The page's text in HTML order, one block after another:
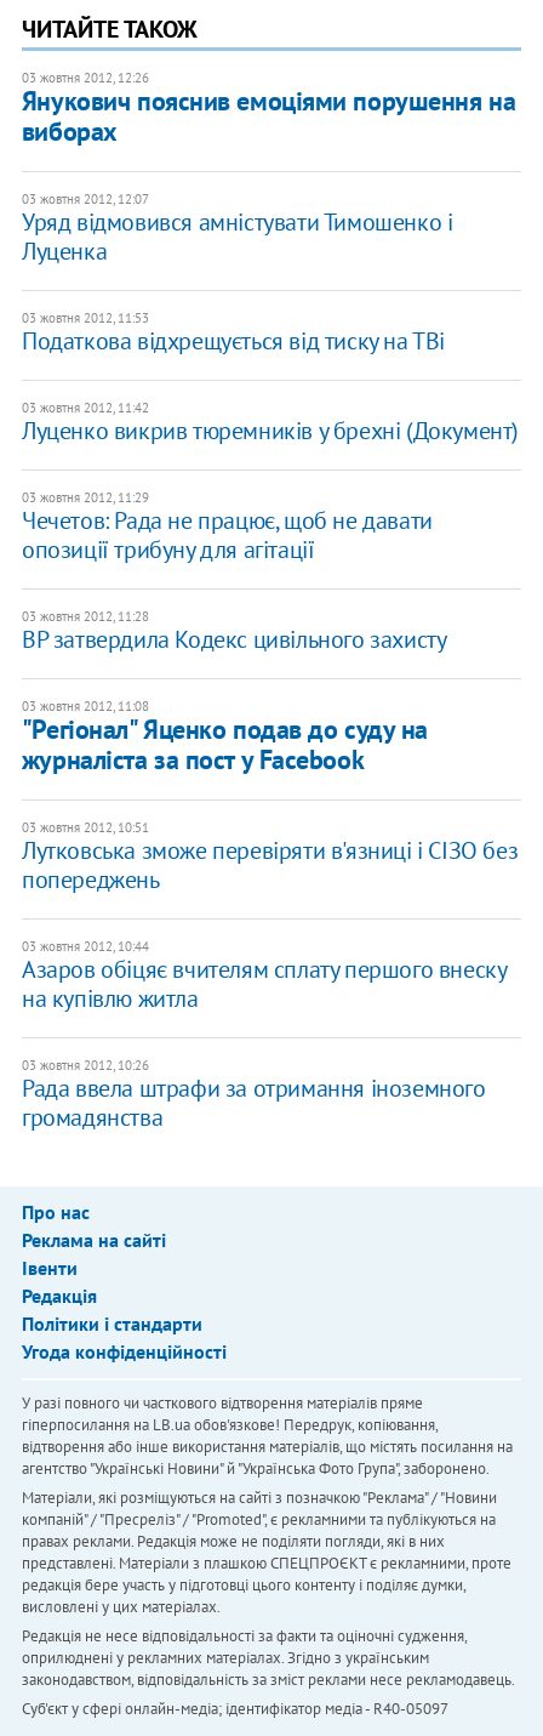
ЧИТАЙТЕ ТАКОЖ
03 жовтня 2012, 12:26
Янукович пояснив емоціями порушення на
виборах
03 жовтня 2012, 12:07
Уряд відмовився амністувати Тимошенко і
Луценка
03 жовтня 2012, 11:53
Податкова відхрещується від тиску на ТВі
03 жовтня 2012, 11:42
Луценко викрив тюремників у брехні (Документ)
03 жовтня 2012, 11:29
Чечетов: Рада не працює, щоб не давати
опозиції трибуну для агітації
03 жовтня 2012, 11:28
ВР затвердила Кодекс цивільного захисту
03 жовтня 2012, 11:08
"Регіонал" Яценко подав до суду на
журналіста за пост у Facebook
03 жовтня 2012, 10:51
Лутковська зможе перевіряти в'язниці і СІЗО без
попереджень
03 жовтня 2012, 10:44
Азаров обіцяє вчителям сплату першого внеску
на купівлю житла
03 жовтня 2012, 10:26
Рада ввела штрафи за отримання іноземного
громадянства
Про нас
Реклама на сайті
Івенти
Редакція
Політики і стандарти
Угода конфіденційності
У разі повного чи часткового відтворення матеріалів пряме
гіперпосилання на LB.ua обов'язкове! Передрук, копіювання,
відтворення або інше використання матеріалів, що містять посилання на
агентство "Українськi Новини" й "Українська Фото Група", заборонено.
Матеріали, які розміщуються на сайті з позначкою "Реклама" / "Новини
компаній" / "Пресреліз" / "Promoted", є рекламними та публікуються на
правах реклами. Редакція може не поділяти погляди, які в них
представлені. Матеріали з плашкою СПЕЦПРОЄКТ є рекламними, проте
редакція бере участь у підготовці цього контенту і поділяє думки,
висловлені у цих матеріалах.
Редакція не несе відповідальності за факти та оціночні судження,
оприлюднені у рекламних матеріалах. Згідно з українським
законодавством, відповідальність за зміст реклами несе рекламодавець.
Cуб'єкт у сфері онлайн-медіа; ідентифікатор медіа - R40-05097